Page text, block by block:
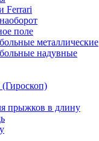
Ferrari
поле
металлические
надувные
(Гироскоп)
прыжков в длину